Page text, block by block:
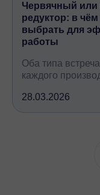
Червячный или
редуктор: в
выбрать для
работы
Оба типа
каждого
крутящий
принципиально
28.03.2026
Мессенджеры
Свяжитесь с
мессенджер!
Telegram